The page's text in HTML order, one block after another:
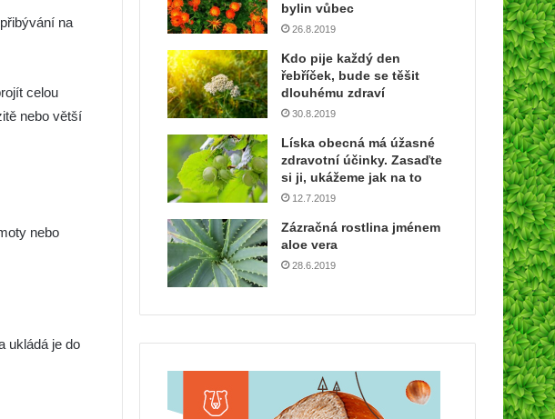
na
celou
nebo větší
nebo
ukládá je do
bylin vůbec
26.8.2019
Kdo pije každý den
řebříček, bude se těšit
dlouhému zdraví
30.8.2019
Líska obecná má úžasné
zdravotní účinky. Zasaďte
si ji, ukážeme jak na to
12.7.2019
Zázračná rostlina jménem
aloe vera
28.6.2019